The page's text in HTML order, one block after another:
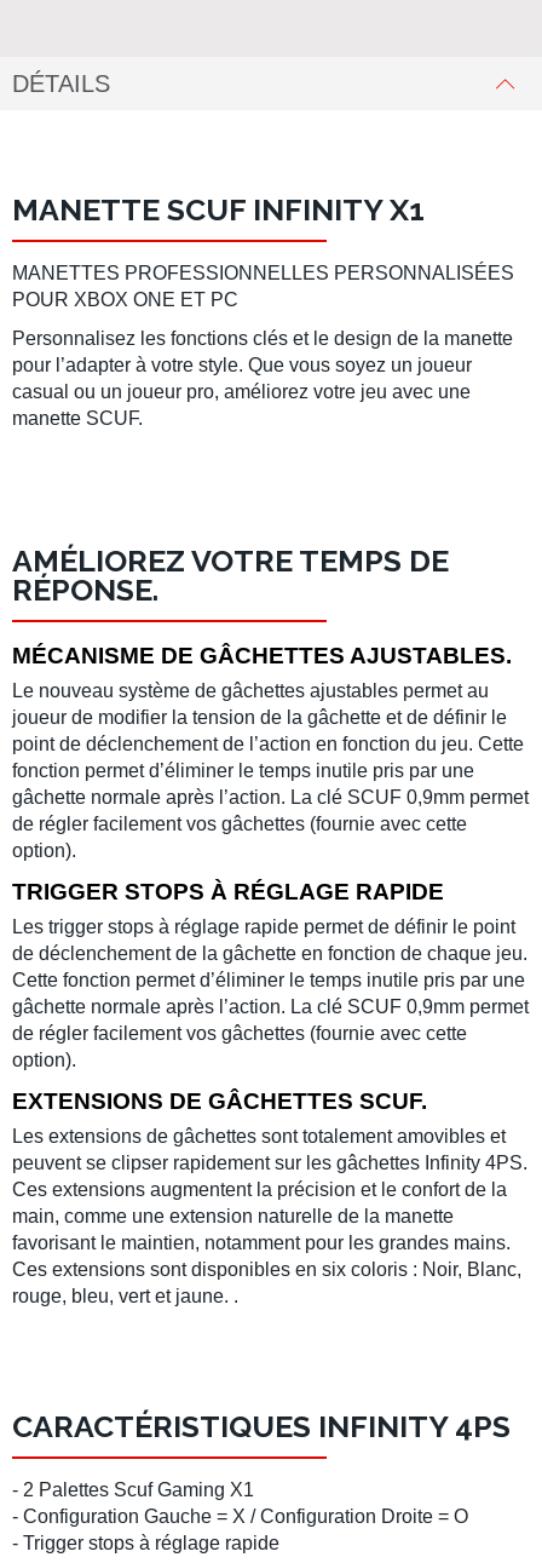
DÉTAILS
MANETTE SCUF INFINITY X1
MANETTES PROFESSIONNELLES PERSONNALISÉES
POUR XBOX ONE ET PC
Personnalisez les fonctions clés et le design de la manette
pour l’adapter à votre style. Que vous soyez un joueur
casual ou un joueur pro, améliorez votre jeu avec une
manette SCUF.
AMÉLIOREZ VOTRE TEMPS DE
RÉPONSE.
MÉCANISME DE GÂCHETTES AJUSTABLES.
Le nouveau système de gâchettes ajustables permet au
joueur de modifier la tension de la gâchette et de définir le
point de déclenchement de l’action en fonction du jeu. Cette
fonction permet d’éliminer le temps inutile pris par une
gâchette normale après l’action. La clé SCUF 0,9mm permet
de régler facilement vos gâchettes (fournie avec cette
option).
TRIGGER STOPS À RÉGLAGE RAPIDE
Les trigger stops à réglage rapide permet de définir le point
de déclenchement de la gâchette en fonction de chaque jeu.
Cette fonction permet d’éliminer le temps inutile pris par une
gâchette normale après l’action. La clé SCUF 0,9mm permet
de régler facilement vos gâchettes (fournie avec cette
option).
EXTENSIONS DE GÂCHETTES SCUF.
Les extensions de gâchettes sont totalement amovibles et
peuvent se clipser rapidement sur les gâchettes Infinity 4PS.
Ces extensions augmentent la précision et le confort de la
main, comme une extension naturelle de la manette
favorisant le maintien, notamment pour les grandes mains.
Ces extensions sont disponibles en six coloris : Noir, Blanc,
rouge, bleu, vert et jaune. .
CARACTÉRISTIQUES INFINITY 4PS
- 2 Palettes Scuf Gaming X1
- Configuration Gauche = X / Configuration Droite = O
- Trigger stops à réglage rapide